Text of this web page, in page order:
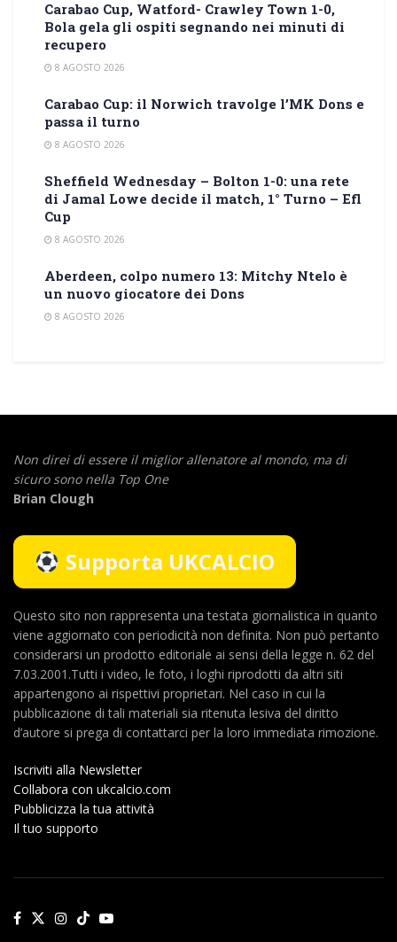
Carabao Cup, Watford- Crawley Town 1-0,
Bola gela gli ospiti segnando nei minuti di
recupero
8 AGOSTO 2026
Carabao Cup: il Norwich travolge l’MK Dons e
passa il turno
8 AGOSTO 2026
Sheffield Wednesday – Bolton 1-0: una rete
di Jamal Lowe decide il match, 1° Turno – Efl
Cup
8 AGOSTO 2026
Aberdeen, colpo numero 13: Mitchy Ntelo è
un nuovo giocatore dei Dons
8 AGOSTO 2026
Non direi di essere il miglior allenatore al mondo, ma di
sicuro sono nella Top One
Brian Clough
Supporta UKCALCIO
Questo sito non rappresenta una testata giornalistica in quanto
viene aggiornato con periodicità non definita. Non può pertanto
considerarsi un prodotto editoriale ai sensi della legge n. 62 del
7.03.2001.Tutti i video, le foto, i loghi riprodotti da altri siti
appartengono ai rispettivi proprietari. Nel caso in cui la
pubblicazione di tali materiali sia ritenuta lesiva del diritto
d’autore si prega di contattarci per la loro immediata rimozione.
Iscriviti alla Newsletter
Collabora con ukcalcio.com
Pubblicizza la tua attività
Il tuo supporto